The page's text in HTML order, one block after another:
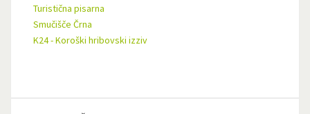
Turistična pisarna
Smučišče Črna
K24 - Koroški hribovski izziv